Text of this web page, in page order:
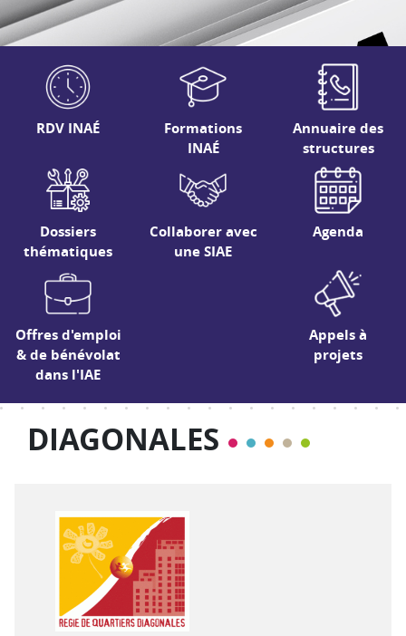
RDV INAÉ
Formations
INAÉ
Annuaire des
structures
Dossiers
thématiques
Collaborer avec
une SIAE
Agenda
Offres d'emploi
& de bénévolat
dans l'IAE
Appels à
projets
DIAGONALES